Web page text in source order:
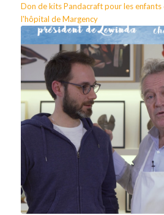
Don de kits Pandacraft pour les
l'hôpital de Margency